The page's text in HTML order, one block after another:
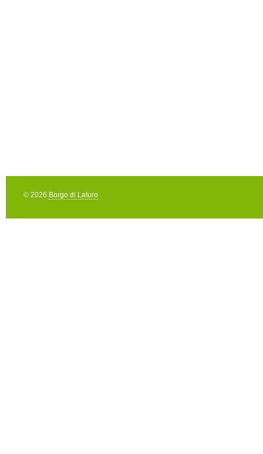
© 2026 Borgo di Laturo